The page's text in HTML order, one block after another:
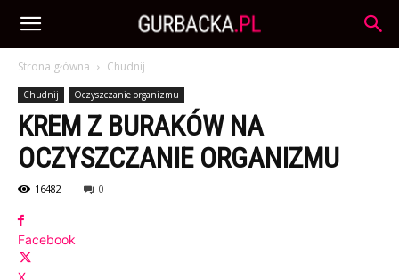
Strona główna Chudnij
Chudnij Oczyszczanie organizmu
KREM Z BURAKÓW NA
OCZYSZCZANIE ORGANIZMU
16482 0
Facebook
X